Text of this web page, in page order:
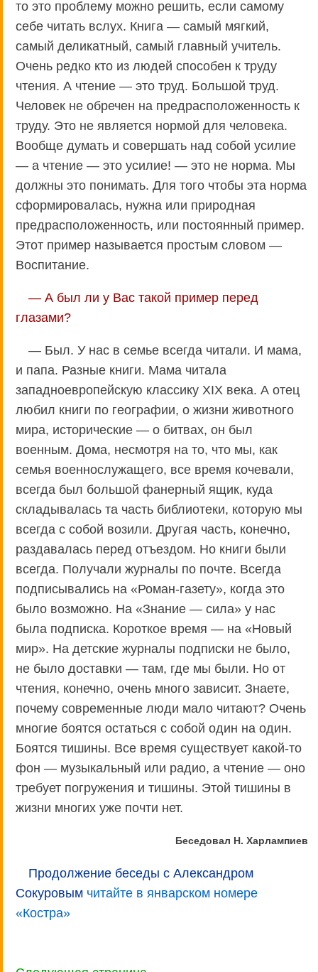
то это проблему можно решить, если самому
себе читать вслух. Книга — самый мягкий,
самый деликатный, самый главный учитель.
Очень редко кто из людей способен к труду
чтения. А чтение — это труд. Большой труд.
Человек не обречен на предрасположенность к
труду. Это не является нормой для человека.
Вообще думать и совершать над собой усилие
— а чтение — это усилие! — это не норма. Мы
должны это понимать. Для того чтобы эта норма
сформировалась, нужна или природная
предрасположенность, или постоянный пример.
Этот пример называется простым словом —
Воспитание.
— А был ли у Вас такой пример перед
глазами?
— Был. У нас в семье всегда читали. И мама,
и папа. Разные книги. Мама читала
западноевропейскую классику XIX века. А отец
любил книги по географии, о жизни животного
мира, исторические — о битвах, он был
военным. Дома, несмотря на то, что мы, как
семья военнослужащего, все время кочевали,
всегда был большой фанерный ящик, куда
складывалась та часть библиотеки, которую мы
всегда с собой возили. Другая часть, конечно,
раздавалась перед отъездом. Но книги были
всегда. Получали журналы по почте. Всегда
подписывались на «Роман-газету», когда это
было возможно. На «Знание — сила» у нас
была подписка. Короткое время — на «Новый
мир». На детские журналы подписки не было,
не было доставки — там, где мы были. Но от
чтения, конечно, очень много зависит. Знаете,
почему современные люди мало читают? Очень
многие боятся остаться с собой один на один.
Боятся тишины. Все время существует какой-то
фон — музыкальный или радио, а чтение — оно
требует погружения и тишины. Этой тишины в
жизни многих уже почти нет.
Беседовал Н. Харлампиев
Продолжение беседы с Александром
Сокуровым читайте в январском номере
«Костра»